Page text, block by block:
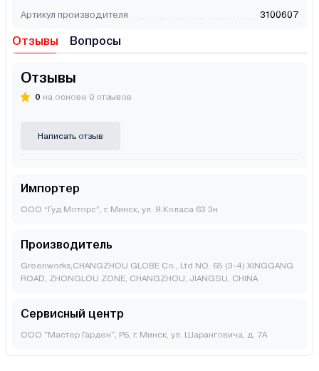
Артикул производителя 3100607
Отзывы Вопросы
Отзывы
0 на основе 0 отзывов
Написать отзыв
Импортер
ООО “Гуд Моторс”, г. Минск, ул. Я.Коласа 63 3н
Производитель
Greenworks,CHANGZHOU GLOBE Co., Ltd NO. 65 (3-4) XINGGANG
ROAD, ZHONGLOU ZONE, CHANGZHOU, JIANGSU, CHINA
Сервисный центр
ООО "Мастер Гарден", РБ, г. Минск, ул. Шаранговича, д. 7А